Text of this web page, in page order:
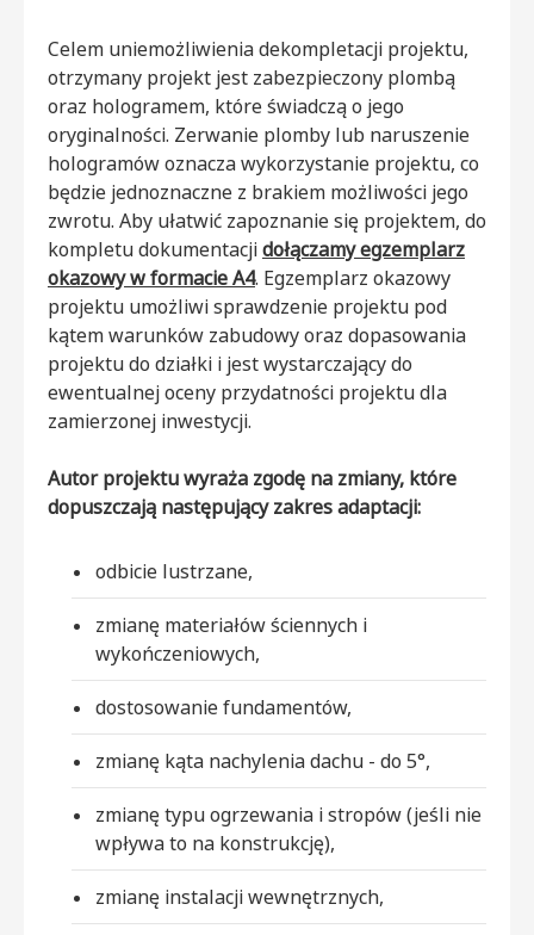
Celem uniemożliwienia dekompletacji projektu,
otrzymany projekt jest zabezpieczony plombą
oraz hologramem, które świadczą o jego
oryginalności. Zerwanie plomby lub naruszenie
hologramów oznacza wykorzystanie projektu, co
będzie jednoznaczne z brakiem możliwości jego
zwrotu. Aby ułatwić zapoznanie się projektem, do
kompletu dokumentacjidołączamy egzemplarz
okazowy w formacie A4. Egzemplarz okazowy
projektu umożliwi sprawdzenie projektu pod
kątem warunków zabudowy oraz dopasowania
projektu do działki i jest wystarczający do
ewentualnej oceny przydatności projektu dla
zamierzonej inwestycji.
Autor projektu wyraża zgodę na zmiany, które
dopuszczają następujący zakres adaptacji:
odbicie lustrzane,
zmianę materiałów ściennych i
wykończeniowych,
dostosowanie fundamentów,
zmianę kąta nachylenia dachu - do 5°,
zmianę typu ogrzewania i stropów (jeśli nie
wpływa to na konstrukcję),
zmianę instalacji wewnętrznych,